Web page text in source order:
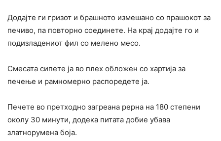
Додајте ги гризот и брашното измешано со прашокот за
печиво, па повторно соединете. На крај додајте го и
подизладениот фил со мелено месо.
Смесата сипете ја во плех обложен со хартија за
печење и рамномерно распоредете ја.
Печете во претходно загреана рерна на 180 степени
околу 30 минути, додека питата добие убава
златнорумена боја.